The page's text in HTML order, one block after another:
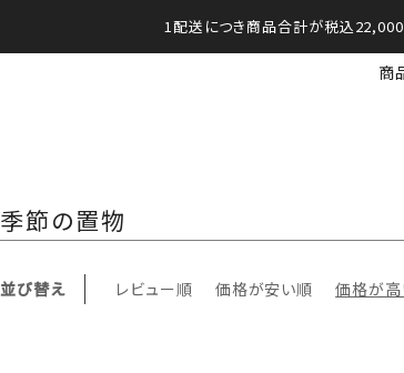
1配送につき商品合計が税込22,000
商
季節の置物
並び替え レビュー順 価格が安い順 価格が